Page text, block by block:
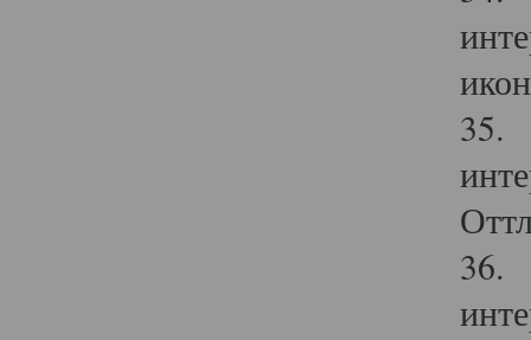
35.
36.